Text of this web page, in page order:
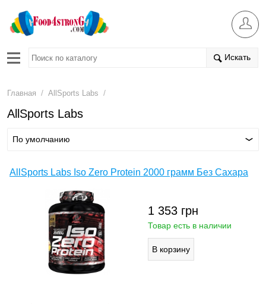
Искать
Главная / AllSports Labs /
AllSports Labs
По умолчанию
AllSports Labs Iso Zero Protein 2000 грамм Без Сахара
1 353 грн
Товар есть в наличии